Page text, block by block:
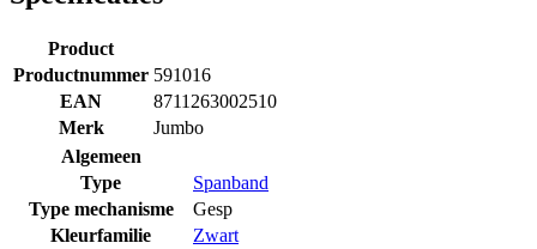
Product
Productnummer 591016
EAN
8711263002510
Merk
Jumbo
Algemeen
Type
Spanband
Type mechanisme
Gesp
Kleurfamilie
Zwart